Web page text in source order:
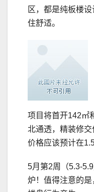
区，都是纯板楼
住舒适。
项目将首开142㎡
北通透，精装修交
价格应该预计在
5月第2周（5.3-
炉！值得注意的